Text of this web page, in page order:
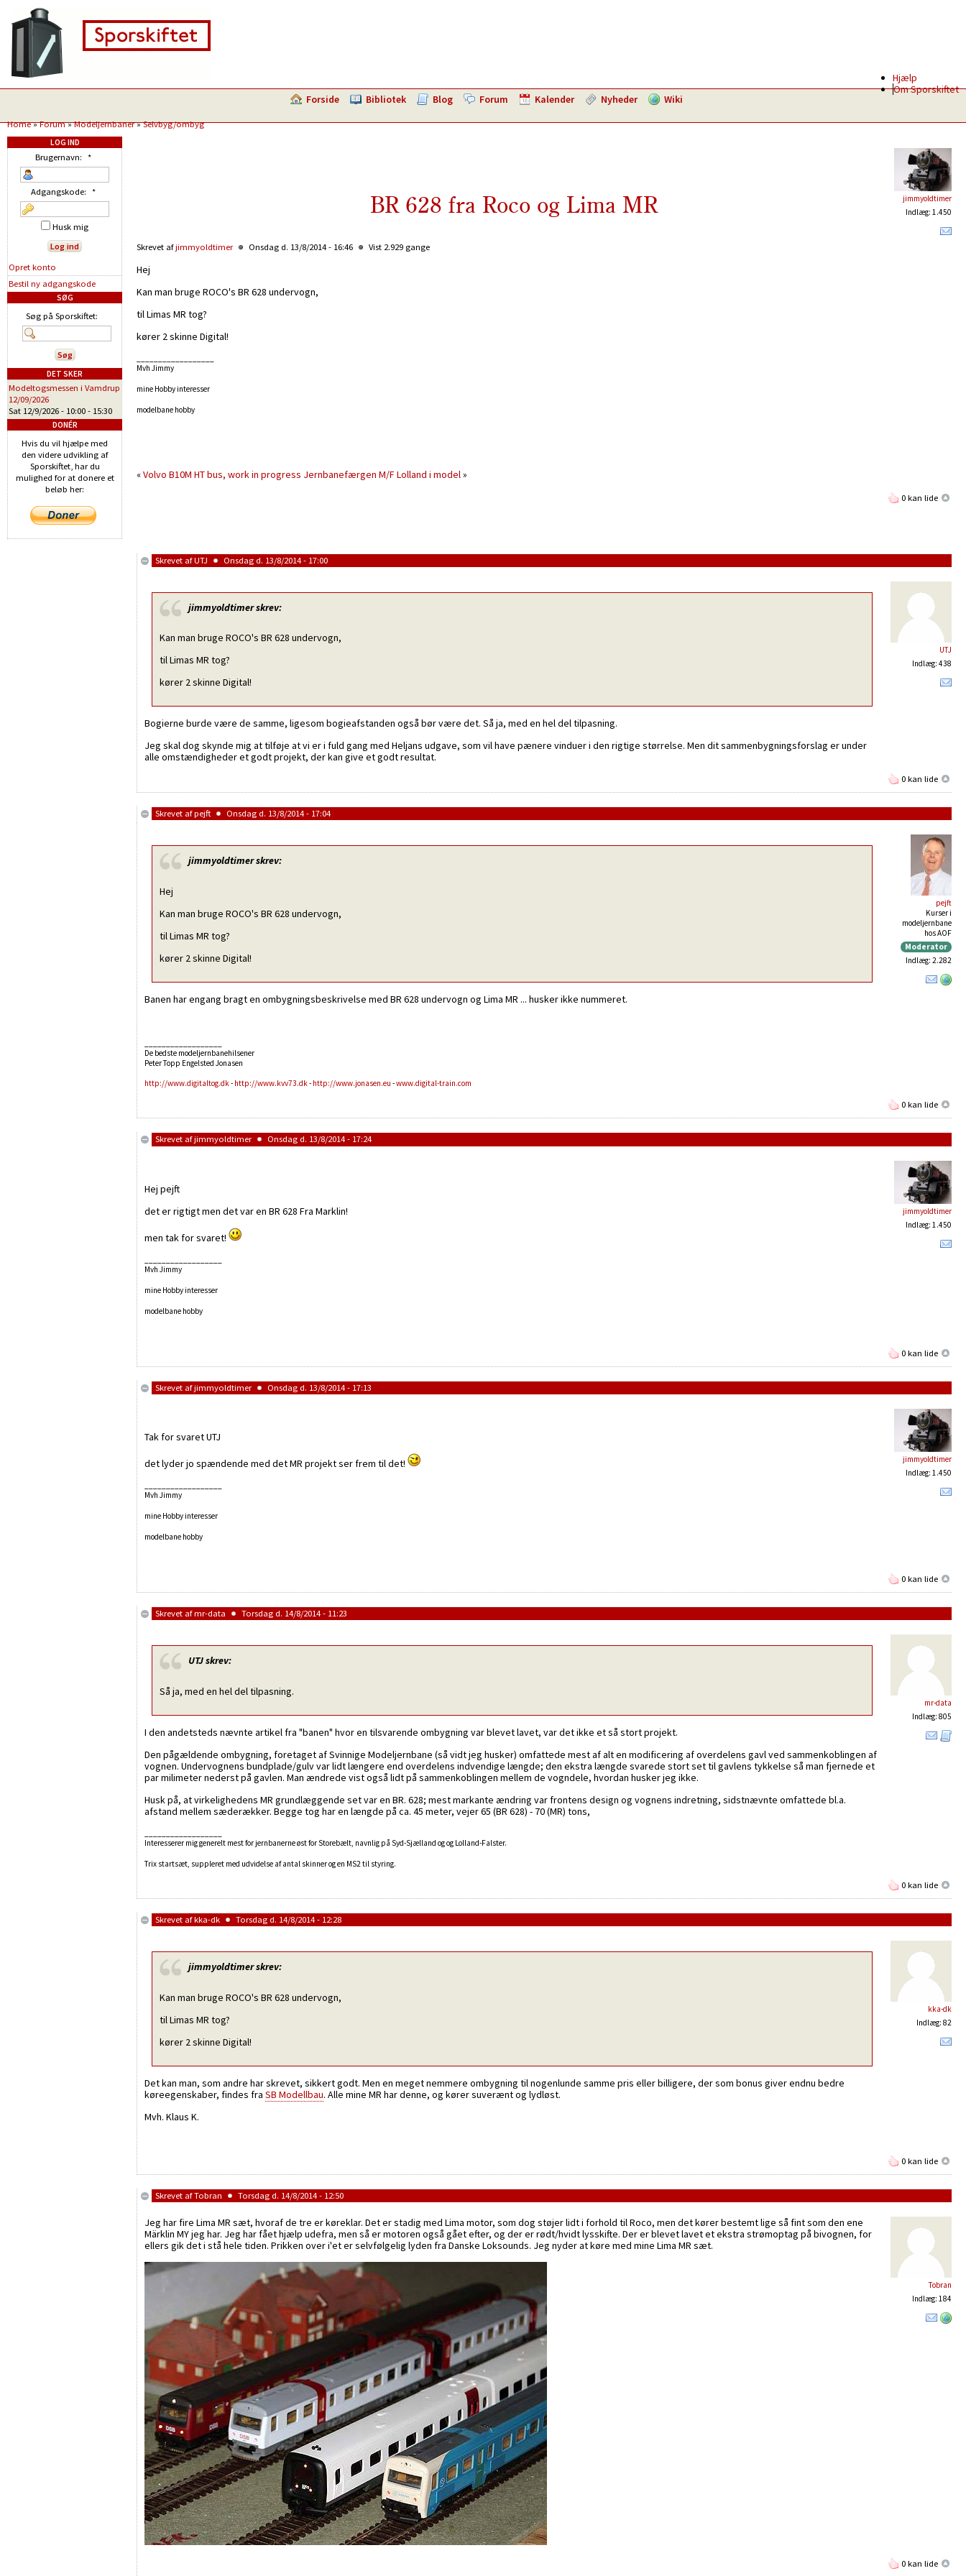
Hjælp
Om Sporskiftet
Forside Bibliotek Blog Forum Kalender Nyheder Wiki
Home»Forum»Modeljernbaner»Selvbyg/ombyg
jimmyoldtimer
Indlæg: 1.450
BR 628 fra Roco og Lima MR
Skrevet afjimmyoldtimer Onsdag d. 13/8/2014 - 16:46 Vist 2.929 gange
Hej
Kan man bruge ROCO's BR 628 undervogn,
til Limas MR tog?
kører 2 skinne Digital!
Mvh Jimmy
mine Hobby interesser
modelbane hobby
«Volvo B10M HT bus, work in progress Jernbanefærgen M/F Lolland i model»
0 kan lide
Skrevet afUTJ Onsdag d. 13/8/2014 - 17:00
UTJ
Indlæg: 438
jimmyoldtimerskrev:
Kan man bruge ROCO's BR 628 undervogn,
til Limas MR tog?
kører 2 skinne Digital!
Bogierne burde være de samme, ligesom bogieafstanden også bør være det. Så ja, med en hel del tilpasning.
Jeg skal dog skynde mig at tilføje at vi er i fuld gang med Heljans udgave, som vil have pænere vinduer i den rigtige størrelse. Men dit sammenbygningsforslag er under
alle omstændigheder et godt projekt, der kan give et godt resultat.
0 kan lide
Skrevet afpejft Onsdag d. 13/8/2014 - 17:04
pejft
Kurser i
modeljernbane
hos AOF
Moderator
Indlæg: 2.282
jimmyoldtimerskrev:
Hej
Kan man bruge ROCO's BR 628 undervogn,
til Limas MR tog?
kører 2 skinne Digital!
Banen har engang bragt en ombygningsbeskrivelse med BR 628 undervogn og Lima MR ... husker ikke nummeret.
De bedste modeljernbanehilsener
Peter Topp Engelsted Jonasen
http://www.digitaltog.dk- http://www.kvv73.dk- http://www.jonasen.eu -www.digital-train.com
0 kan lide
Skrevet afjimmyoldtimer Onsdag d. 13/8/2014 - 17:24
jimmyoldtimer
Indlæg: 1.450
Hej pejft
det er rigtigt men det var en BR 628 Fra Marklin!
men tak for svaret!
Mvh Jimmy
mine Hobby interesser
modelbane hobby
0 kan lide
Skrevet afjimmyoldtimer Onsdag d. 13/8/2014 - 17:13
jimmyoldtimer
Indlæg: 1.450
Tak for svaret UTJ
det lyder jo spændende med det MR projekt ser frem til det!
Mvh Jimmy
mine Hobby interesser
modelbane hobby
0 kan lide
Skrevet afmr-data Torsdag d. 14/8/2014 - 11:23
mr-data
Indlæg: 805
UTJskrev:
Så ja, med en hel del tilpasning.
I den andetsteds nævnte artikel fra "banen" hvor en tilsvarende ombygning var blevet lavet, var det ikke et så stort projekt.
Den pågældende ombygning, foretaget af Svinnige Modeljernbane (så vidt jeg husker) omfattede mest af alt en modificering af overdelens gavl ved sammenkoblingen af
vognen. Undervognens bundplade/gulv var lidt længere end overdelens indvendige længde; den ekstra længde svarede stort set til gavlens tykkelse så man fjernede et
par milimeter nederst på gavlen. Man ændrede vist også lidt på sammenkoblingen mellem de vogndele, hvordan husker jeg ikke.
Husk på, at virkelighedens MR grundlæggende set var en BR. 628; mest markante ændring var frontens design og vognens indretning, sidstnævnte omfattede bl.a.
afstand mellem sæderækker. Begge tog har en længde på ca. 45 meter, vejer 65 (BR 628) - 70 (MR) tons,
Interesserer mig generelt mest for jernbanerne øst for Storebælt, navnlig på Syd-Sjælland og og Lolland-Falster.
Trix startsæt, suppleret med udvidelse af antal skinner og en MS2 til styring.
0 kan lide
Skrevet afkka-dk Torsdag d. 14/8/2014 - 12:28
kka-dk
Indlæg: 82
jimmyoldtimerskrev:
Kan man bruge ROCO's BR 628 undervogn,
til Limas MR tog?
kører 2 skinne Digital!
Det kan man, som andre har skrevet, sikkert godt. Men en meget nemmere ombygning til nogenlunde samme pris eller billigere, der som bonus giver endnu bedre
køreegenskaber, findes fra SB Modellbau. Alle mine MR har denne, og kører suverænt og lydløst.
Mvh. Klaus K.
0 kan lide
Skrevet afTobran Torsdag d. 14/8/2014 - 12:50
Tobran
Indlæg: 184
Jeg har fire Lima MR sæt, hvoraf de tre er køreklar. Det er stadig med Lima motor, som dog støjer lidt i forhold til Roco, men det kører bestemt lige så fint som den ene
Märklin MY jeg har. Jeg har fået hjælp udefra, men så er motoren også gået efter, og der er rødt/hvidt lysskifte. Der er blevet lavet et ekstra strømoptag på bivognen, for
ellers gik det i stå hele tiden. Prikken over i'et er selvfølgelig lyden fra Danske Loksounds. Jeg nyder at køre med mine Lima MR sæt.
0 kan lide
LOG IND
Brugernavn: *
Adgangskode: *
Husk mig
Opret konto
Bestil ny adgangskode
SØG
Søg på Sporskiftet:
DET SKER
Modeltogsmessen i Vamdrup
12/09/2026
Sat 12/9/2026 - 10:00 - 15:30
DONÉR
Hvis du vil hjælpe med
den videre udvikling af
Sporskiftet, har du
mulighed for at donere et
beløb her: